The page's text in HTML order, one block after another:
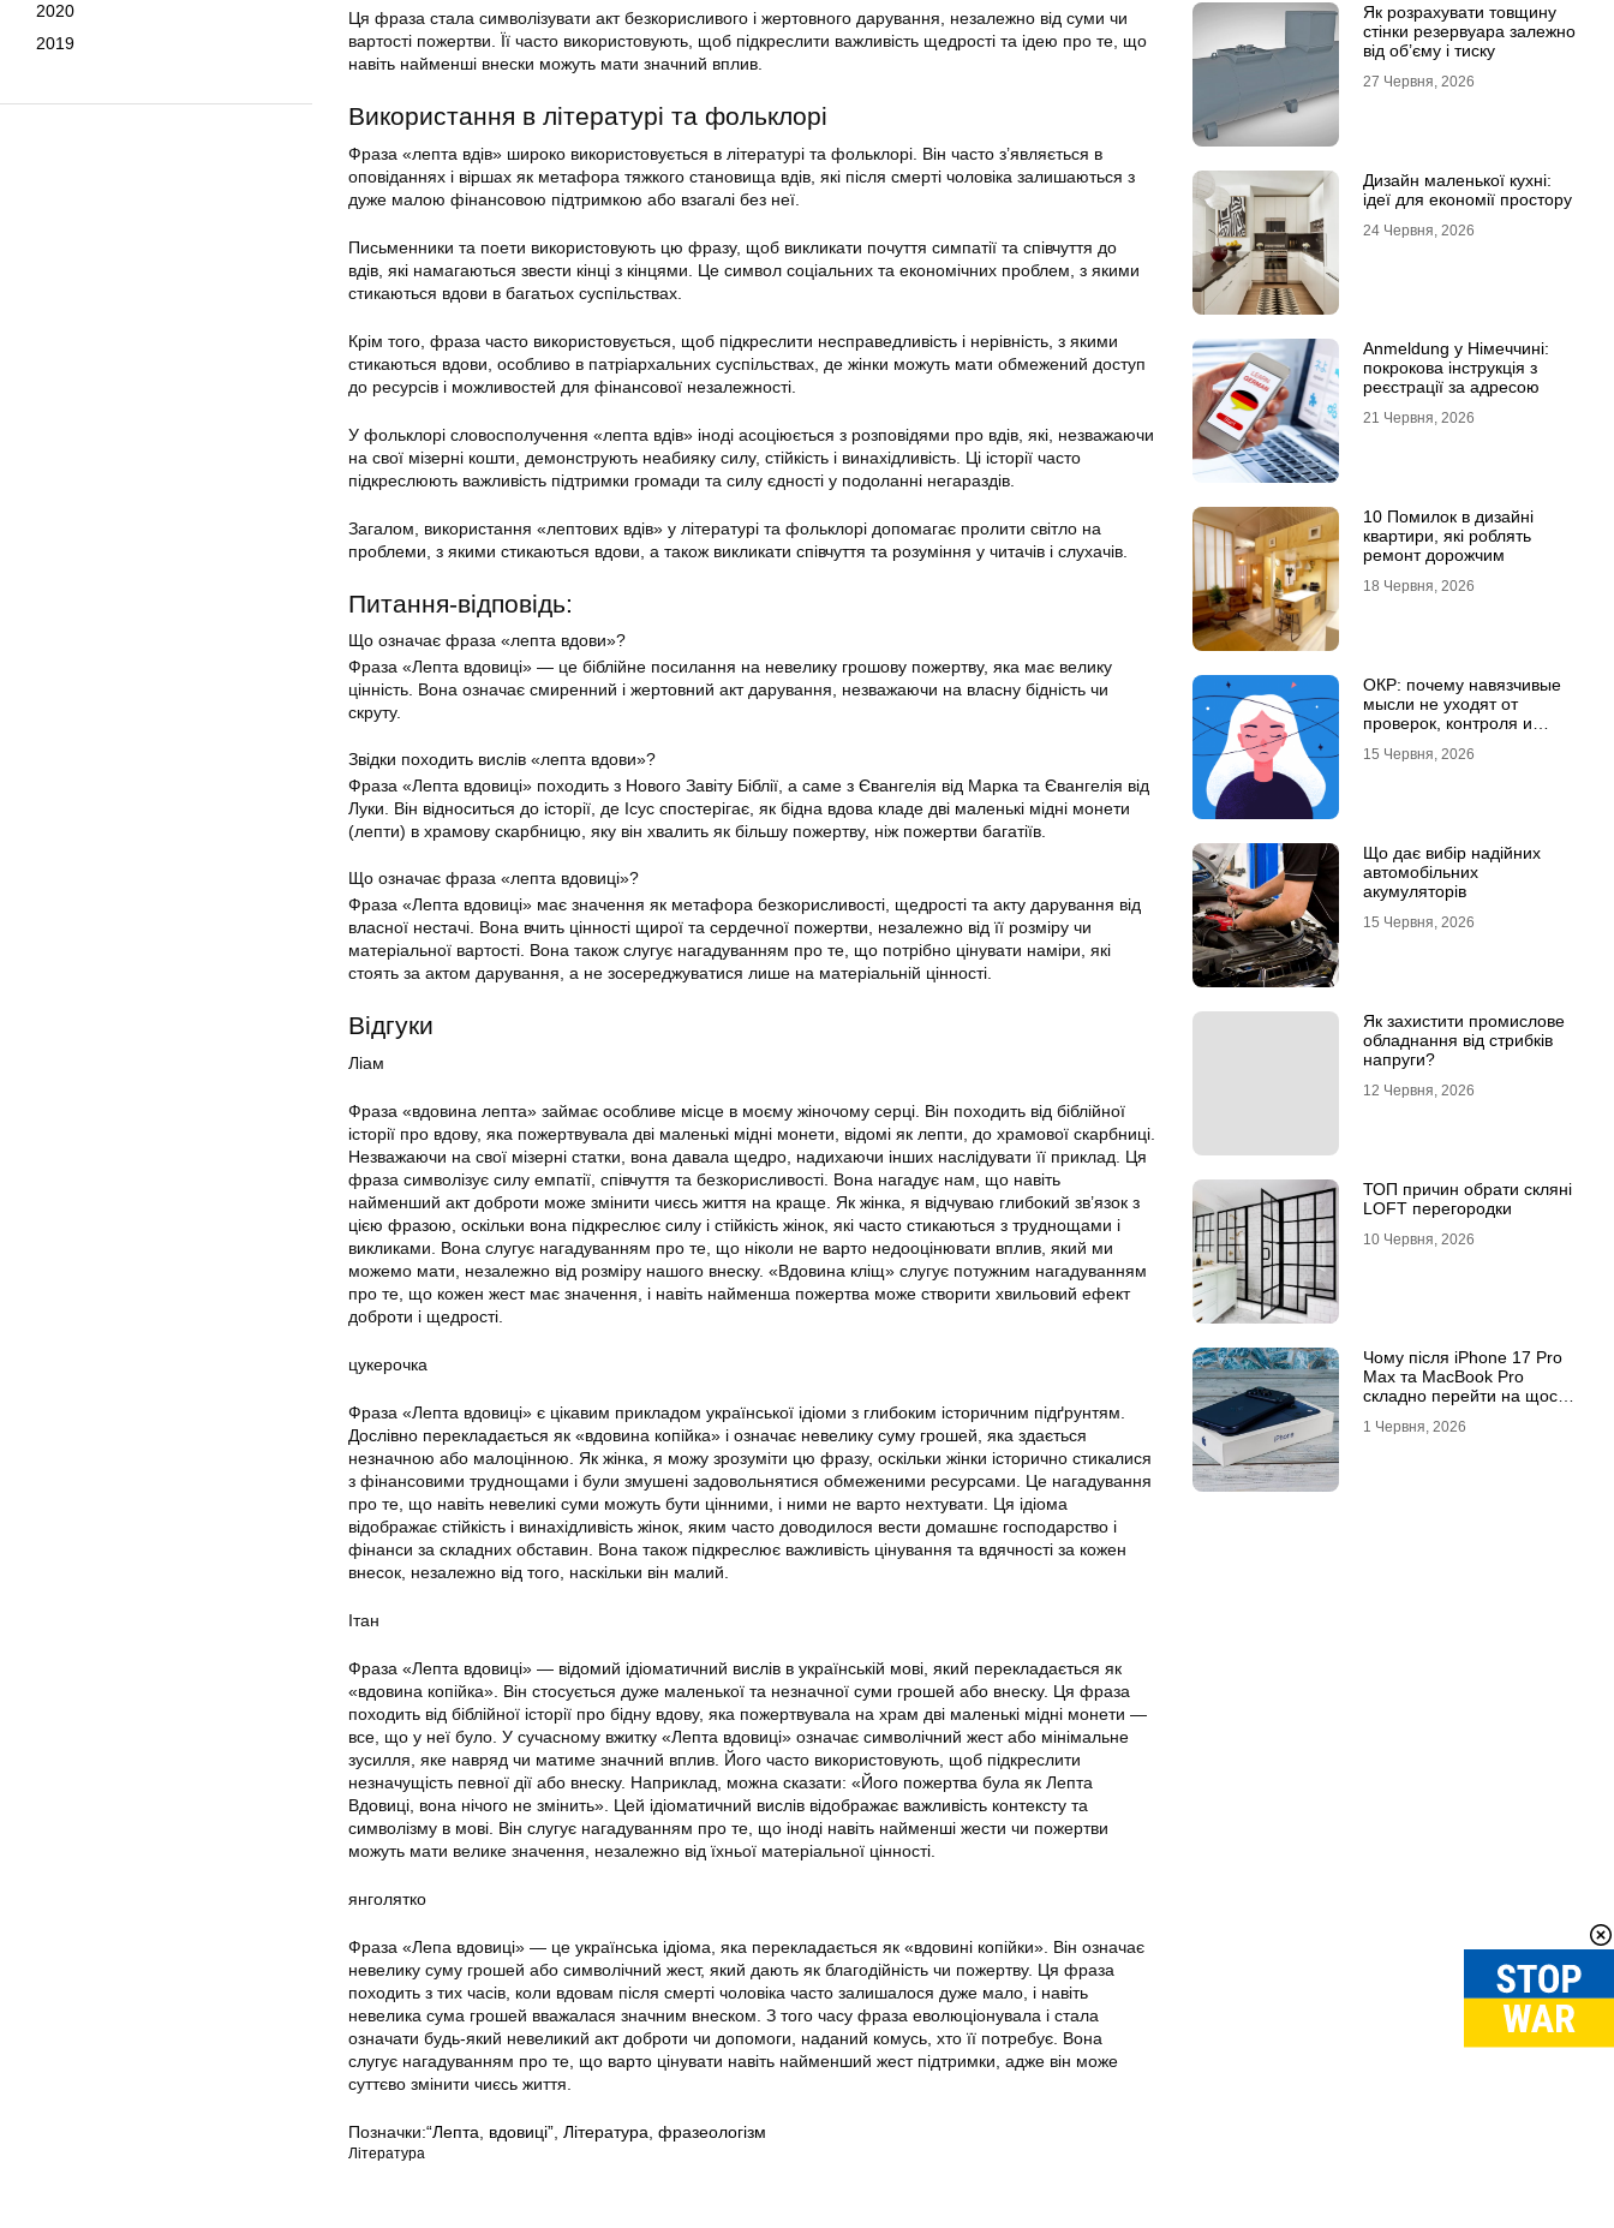
2020
2019
Ця фраза стала символізувати акт безкорисливого і жертовного дарування, незалежно від суми чи
вартості пожертви. Її часто використовують, щоб підкреслити важливість щедрості та ідею про те, що
навіть найменші внески можуть мати значний вплив.
Використання в літературі та фольклорі
Фраза «лепта вдів» широко використовується в літературі та фольклорі. Він часто з’являється в
оповіданнях і віршах як метафора тяжкого становища вдів, які після смерті чоловіка залишаються з
дуже малою фінансовою підтримкою або взагалі без неї.
Письменники та поети використовують цю фразу, щоб викликати почуття симпатії та співчуття до
вдів, які намагаються звести кінці з кінцями. Це символ соціальних та економічних проблем, з якими
стикаються вдови в багатьох суспільствах.
Крім того, фраза часто використовується, щоб підкреслити несправедливість і нерівність, з якими
стикаються вдови, особливо в патріархальних суспільствах, де жінки можуть мати обмежений доступ
до ресурсів і можливостей для фінансової незалежності.
У фольклорі словосполучення «лепта вдів» іноді асоціюється з розповідями про вдів, які, незважаючи
на свої мізерні кошти, демонструють неабияку силу, стійкість і винахідливість. Ці історії часто
підкреслюють важливість підтримки громади та силу єдності у подоланні негараздів.
Загалом, використання «лептових вдів» у літературі та фольклорі допомагає пролити світло на
проблеми, з якими стикаються вдови, а також викликати співчуття та розуміння у читачів і слухачів.
Питання-відповідь:
Що означає фраза «лепта вдови»?
Фраза «Лепта вдовиці» — це біблійне посилання на невелику грошову пожертву, яка має велику
цінність. Вона означає смиренний і жертовний акт дарування, незважаючи на власну бідність чи
скруту.
Звідки походить вислів «лепта вдови»?
Фраза «Лепта вдовиці» походить з Нового Завіту Біблії, а саме з Євангелія від Марка та Євангелія від
Луки. Він відноситься до історії, де Ісус спостерігає, як бідна вдова кладе дві маленькі мідні монети
(лепти) в храмову скарбницю, яку він хвалить як більшу пожертву, ніж пожертви багатіїв.
Що означає фраза «лепта вдовиці»?
Фраза «Лепта вдовиці» має значення як метафора безкорисливості, щедрості та акту дарування від
власної нестачі. Вона вчить цінності щирої та сердечної пожертви, незалежно від її розміру чи
матеріальної вартості. Вона також слугує нагадуванням про те, що потрібно цінувати наміри, які
стоять за актом дарування, а не зосереджуватися лише на матеріальній цінності.
Відгуки
Ліам
Фраза «вдовина лепта» займає особливе місце в моєму жіночому серці. Він походить від біблійної
історії про вдову, яка пожертвувала дві маленькі мідні монети, відомі як лепти, до храмової скарбниці.
Незважаючи на свої мізерні статки, вона давала щедро, надихаючи інших наслідувати її приклад. Ця
фраза символізує силу емпатії, співчуття та безкорисливості. Вона нагадує нам, що навіть
найменший акт доброти може змінити чиєсь життя на краще. Як жінка, я відчуваю глибокий зв’язок з
цією фразою, оскільки вона підкреслює силу і стійкість жінок, які часто стикаються з труднощами і
викликами. Вона слугує нагадуванням про те, що ніколи не варто недооцінювати вплив, який ми
можемо мати, незалежно від розміру нашого внеску. «Вдовина кліщ» слугує потужним нагадуванням
про те, що кожен жест має значення, і навіть найменша пожертва може створити хвильовий ефект
доброти і щедрості.
цукерочка
Фраза «Лепта вдовиці» є цікавим прикладом української ідіоми з глибоким історичним підґрунтям.
Дослівно перекладається як «вдовина копійка» і означає невелику суму грошей, яка здається
незначною або малоцінною. Як жінка, я можу зрозуміти цю фразу, оскільки жінки історично стикалися
з фінансовими труднощами і були змушені задовольнятися обмеженими ресурсами. Це нагадування
про те, що навіть невеликі суми можуть бути цінними, і ними не варто нехтувати. Ця ідіома
відображає стійкість і винахідливість жінок, яким часто доводилося вести домашнє господарство і
фінанси за складних обставин. Вона також підкреслює важливість цінування та вдячності за кожен
внесок, незалежно від того, наскільки він малий.
Ітан
Фраза «Лепта вдовиці» — відомий ідіоматичний вислів в українській мові, який перекладається як
«вдовина копійка». Він стосується дуже маленької та незначної суми грошей або внеску. Ця фраза
походить від біблійної історії про бідну вдову, яка пожертвувала на храм дві маленькі мідні монети —
все, що у неї було. У сучасному вжитку «Лепта вдовиці» означає символічний жест або мінімальне
зусилля, яке навряд чи матиме значний вплив. Його часто використовують, щоб підкреслити
незначущість певної дії або внеску. Наприклад, можна сказати: «Його пожертва була як Лепта
Вдовиці, вона нічого не змінить». Цей ідіоматичний вислів відображає важливість контексту та
символізму в мові. Він слугує нагадуванням про те, що іноді навіть найменші жести чи пожертви
можуть мати велике значення, незалежно від їхньої матеріальної цінності.
янголятко
Фраза «Лепа вдовиці» — це українська ідіома, яка перекладається як «вдовині копійки». Він означає
невелику суму грошей або символічний жест, який дають як благодійність чи пожертву. Ця фраза
походить з тих часів, коли вдовам після смерті чоловіка часто залишалося дуже мало, і навіть
невелика сума грошей вважалася значним внеском. З того часу фраза еволюціонувала і стала
означати будь-який невеликий акт доброти чи допомоги, наданий комусь, хто її потребує. Вона
слугує нагадуванням про те, що варто цінувати навіть найменший жест підтримки, адже він може
суттєво змінити чиєсь життя.
Позначки:“Лепта, вдовиці”, Література, фразеологізм
Література
Як розрахувати товщину
стінки резервуара залежно
від об’єму і тиску
27 Червня, 2026
Дизайн маленької кухні:
ідеї для економії простору
24 Червня, 2026
Anmeldung у Німеччині:
покрокова інструкція з
реєстрації за адресою
21 Червня, 2026
10 Помилок в дизайні
квартири, які роблять
ремонт дорожчим
18 Червня, 2026
ОКР: почему навязчивые
мысли не уходят от
проверок, контроля и
15 Червня, 2026
Що дає вибір надійних
автомобільних
акумуляторів
15 Червня, 2026
Як захистити промислове
обладнання від стрибків
напруги?
12 Червня, 2026
ТОП причин обрати скляні
LOFT перегородки
10 Червня, 2026
Чому після iPhone 17 Pro
Max та MacBook Pro
складно перейти на щось
1 Червня, 2026